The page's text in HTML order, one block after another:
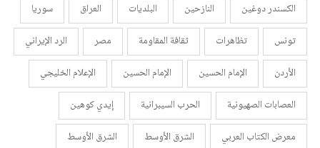
الكسندر دوغين
النازحين البلديات العراق
سوريا
تونس
تظاهرات ثقافة المقاومة مصر
الرد الإيراني
الأردن
الإمام الحسين الإمام الحسين
الإعلام الخليجي
العصابات الصهيونية
الحرب السيبرانية
إيدي كوهين
معرض الكتاب العربي
الشرق الأوسط
الشرق الأوسط